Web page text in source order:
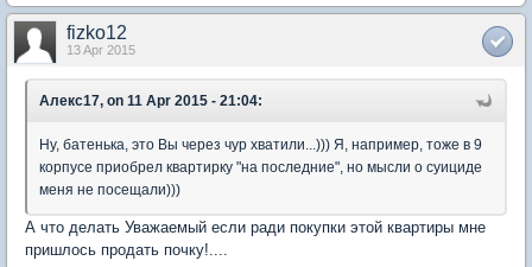
fizko12
13 Apr 2015
Алекс17, on 11 Apr 2015 - 21:04:
Ну, батенька, это Вы через чур хватили...))) Я, например, тоже в 9
корпусе приобрел квартирку "на последние", но мысли о суициде
меня не посещали)))
А что делать Уважаемый если ради покупки этой квартиры мне
пришлось продать почку!....